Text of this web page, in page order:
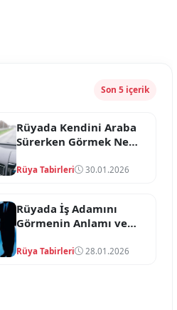
Son 5 içerik
Rüyada Kendini Araba
Sürerken Görmek Ne
Rüya Tabirleri 30.01.2026
Rüyada İş Adamını
Görmenin Anlamı ve
Rüya Tabirleri 28.01.2026